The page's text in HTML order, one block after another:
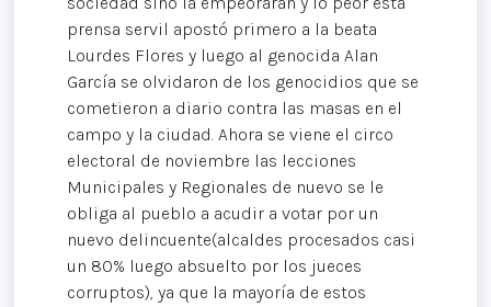
prensa servil apostó primero a la beata
Lourdes Flores y luego al genocida Alan
García se olvidaron de los genocidios que se
cometieron a diario contra las masas en el
campo y la ciudad. Ahora se viene el circo
electoral de noviembre las lecciones
Municipales y Regionales de nuevo se le
obliga al pueblo a acudir a votar por un
nuevo delincuente(alcaldes procesados casi
un 80% luego absuelto por los jueces
corruptos), ya que la mayoría de estos